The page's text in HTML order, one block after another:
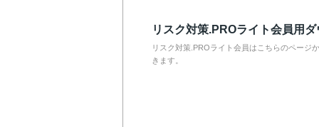
リスク対策.PROライト会員用
リスク対策.PROライト会員はこちらのページ
きます。